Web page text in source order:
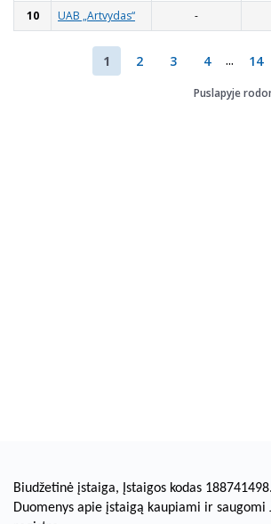
10
UAB „Artvydas“ -
1 2 3 4 ... 14
Puslapyje
Biudžetinė įstaiga, Įstaigos kodas 188741498.
Duomenys apie įstaigą kaupiami ir saugomi